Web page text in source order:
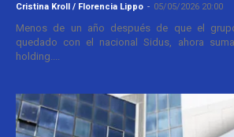
Cristina Kroll / Florencia Lippo - 05/05/2026 20:00
Menos de un año después de que el
quedado con el nacional Sidus, ahora
holding....